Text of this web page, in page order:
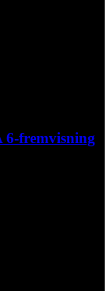
6-fremvisning